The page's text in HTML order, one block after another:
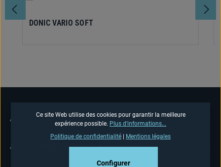
DONIC VARIO SOFT
ASSISTANCE TÉLÉPHONIQUE
ASSISTANCE BOUTIQUE
Ce site Web utilise des cookies pour garantir la meilleure
expérience possible. Plus d'informations...
Politique de confidentialité
Mentions légales
Configurer